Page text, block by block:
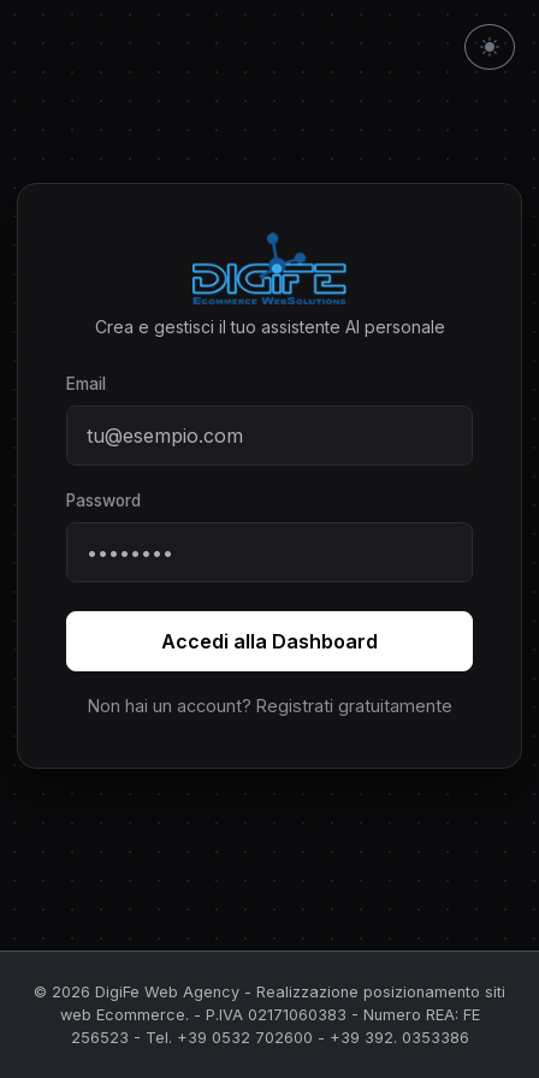
Crea e gestisci il tuo assistente AI personale
Email
Password
Accedi alla Dashboard
Non hai un account? Registrati gratuitamente
© 2026 DigiFe Web Agency - Realizzazione posizionamento siti
web Ecommerce. - P.IVA 02171060383 - Numero REA: FE
256523 - Tel. +39 0532 702600 - +39 392. 0353386